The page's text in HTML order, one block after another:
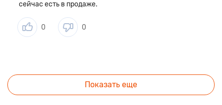
в корпусе шумоизоляция. Она подавляет шум,
производимый работающим вентилятором, что делает
использование еще комфортнее. А для ситуаций, когда
требования к уровню шума особенно высокие,
сейчас есть в продаже.
0 0
Показать еще